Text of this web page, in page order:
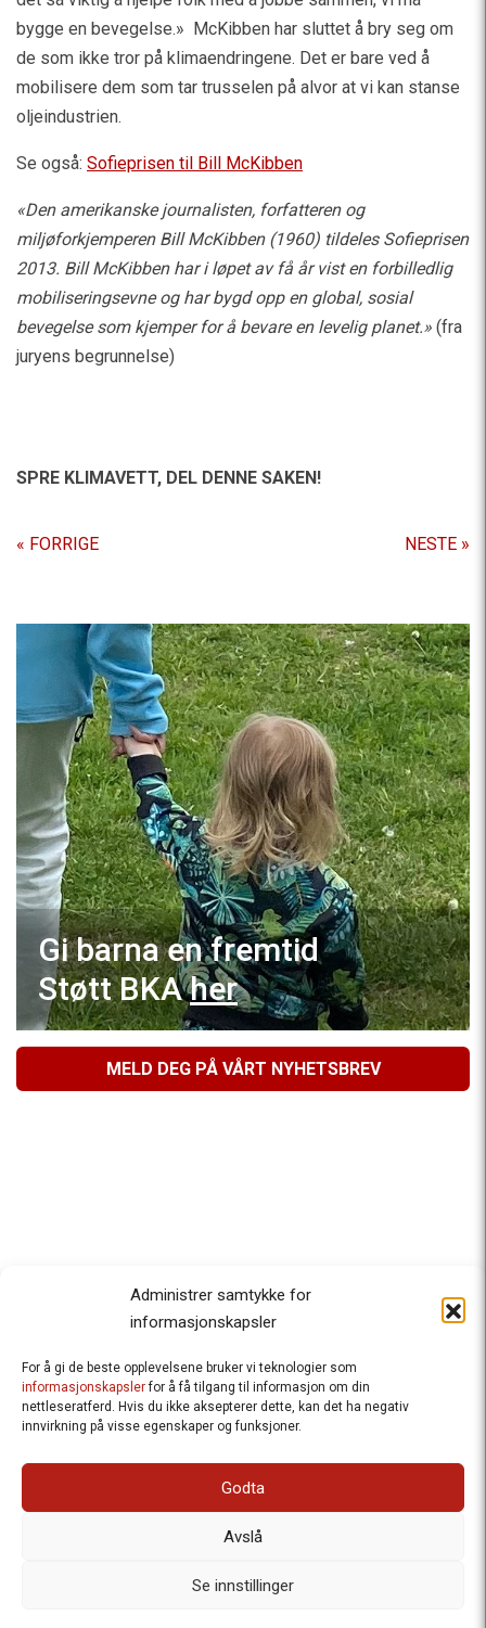
Administrer samtykke for
informasjonskapsler
For å gi de beste opplevelsene bruker vi teknologier som
informasjonskapslerfor å få tilgang til informasjon om din
nettleseratferd. Hvis du ikke aksepterer dette, kan det ha negativ
innvirkning på visse egenskaper og funksjoner.
Godta
Avslå
Se innstillinger
bygge en bevegelse.» McKibben har sluttet å bry seg om
de som ikke tror på klimaendringene. Det er bare ved å
mobilisere dem som tar trusselen på alvor at vi kan stanse
oljeindustrien.
Se også: Sofieprisen til Bill McKibben
«Den amerikanske journalisten, forfatteren og
miljøforkjemperen Bill McKibben (1960) tildeles Sofieprisen
2013. Bill McKibben har i løpet av få år vist en forbilledlig
mobiliseringsevne og har bygd opp en global, sosial
bevegelse som kjemper for å bevare en levelig planet.» (fra
juryens begrunnelse)
SPRE KLIMAVETT, DEL DENNE SAKEN!
« FORRIGE NESTE »
Gi barna en fremtid
Støtt BKAher
MELD DEG PÅ VÅRT NYHETSBREV
Besteforeldrenes klimaaksjon
Ansvarlig redaktør
: Halfdan Wiik |
: Postboks 1231 Vika, 0110 Oslo.
Organisasjonsnummer